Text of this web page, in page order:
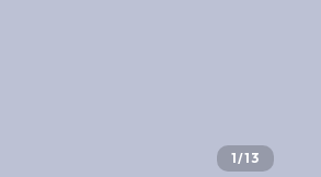
1/13